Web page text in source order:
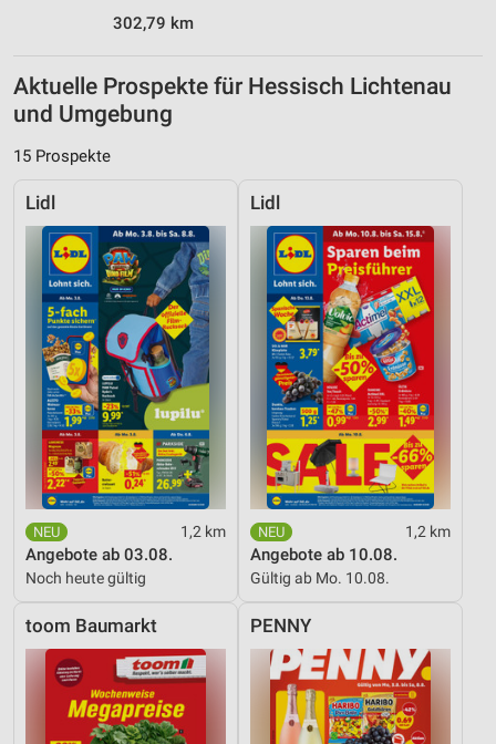
302,79 km
Aktuelle Prospekte für Hessisch Lichtenau
und Umgebung
15 Prospekte
Lidl
1,2 km
Angebote ab 03.08.
Noch heute gültig
Lidl
1,2 km
Angebote ab 10.08.
Gültig ab Mo. 10.08.
toom Baumarkt PENNY